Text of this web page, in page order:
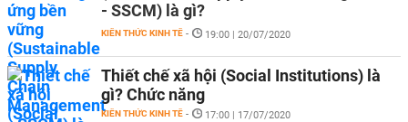
- SSCM) là gì?
KIẾN THỨC KINH TẾ - 19:00 | 20/07/2020
Thiết chế xã hội (Social Institutions) là
gì? Chức năng
KIẾN THỨC KINH TẾ - 17:00 | 17/07/2020